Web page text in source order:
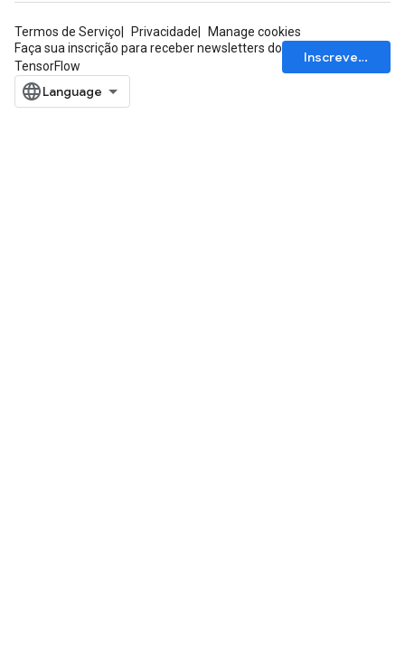
Termos de Serviço Privacidade
Manage cookies
Faça sua inscrição para receber newsletters do
TensorFlow
Inscrever-se